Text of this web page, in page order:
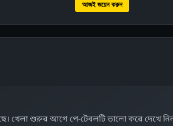
আজই জয়েন করুন
খেলা শুরুর আগে পে-টেবলটি ভালো করে দেখে